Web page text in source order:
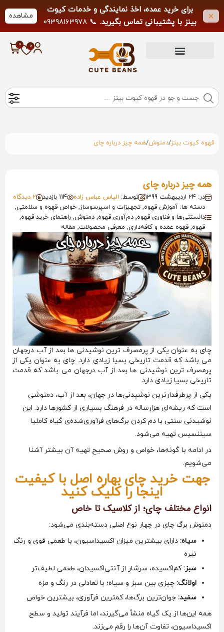
برای خرید عمده، اخذ نمایندگی و خدمات کیوت
بینز با پشتیبانی تماس بگیرید. 📞 09398163978
لطفاً از تماس خارج از ساعات کاری خودداری
فرمایید.
مشاهده
قهوه کیوت بینز/دمنوش/همه چیز درباره چای
همه چیز درباره چای
در: 24 اردیبهشت 1399 توسط: الیاس عباس زاده 114 بازدید
2 دیدگاه
دسته ها: آموزش قهوه, تجهیزات و اسپرسوساز, خواص قهوه و سلامتی,
دانستنی‌ها و فناوری قهوه, دم‌آوری قهوه, دمنوش, راهنمای خرید قهوه,
قهوه, قهوه عمده و کافه‌داری, معرفی محصولات, مقاله
چای به عنوان یکی از پرمصرف ترین نوشیدنی ها بعد از آب درجهان
می باشد که قدمت تاریخی بسیا زیادی دارد. چای به عنوان یکی از
پرمصرف ترین نوشیدنی ها بعد از آب درجهان می باشد که قدمت
تاریخی بسیا زیادی دارد.
یکی از پرطرفدارترین نوشیدنی‌ها در جهان، بعد از آب، دمنوشی
است که ریشه‌ای هزارساله در فرهنگ بسیاری از کشورها دارد. این
نوشیدنی سنتی با دم کردن برگ‌های فرآوری‌شده‌ی گیاه کاملیا
سیننسیس تهیه می‌شود.
در ادامه با گونه‌ها، خواص و روش صحیح تهیه آن بیشتر آشنا
می‌شویم.
جهت خرید چای بهاره اصل با کیفیت
اینجا را کلیک کنید
انواع مختلف چای؛ از کلاسیک تا خاص
دمنوش برگ چای در چهار نوع اصلی دسته‌بندی می‌شود:
سیاه: دارای بیشترین میزان اکسیداسیون، با طعمی قوی و رنگ
تیره
سبز:کم‌اکسیده، سرشار از آنتی‌اکسیدان، طعمی لطیف‌تر
اولانگ: چیزی بین سبز و سیاه؛ با تعادلی در رنگ و مزه
سفید: جوان‌ترین برگ‌ها، کمترین فرآوری، بیشترین خواص
همه این‌ها از یک گیاه منشأ می‌گیرند، اما فرآیند تولید و سطح
اکسیداسیون، تفاوت آن‌ها را رقم می‌زند.